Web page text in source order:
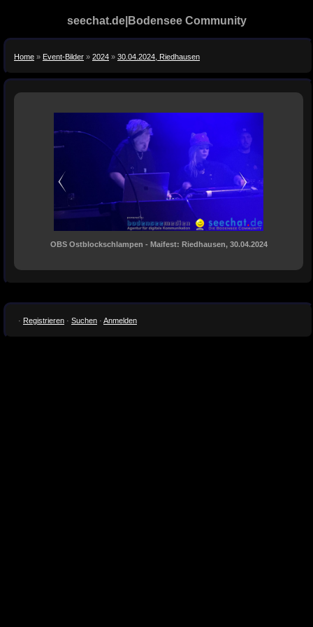
seechat.de|Bodensee Community
Home » Event-Bilder » 2024 » 30.04.2024, Riedhausen
OBS Ostblockschlampen - Maifest: Riedhausen, 30.04.2024
· Registrieren · Suchen · Anmelden